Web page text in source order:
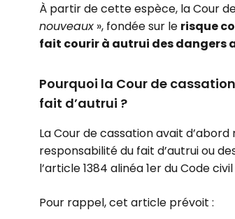
À partir de cette espèce, la Cour
nouveaux », fondée sur le risque
fait courir à autrui des dangers
Pourquoi la Cour de
fait d’autrui ?
La Cour de cassation avait
responsabilité du fait d’autrui ou
l’article 1384 alinéa 1er du Code
Pour rappel, cet article prévoit :